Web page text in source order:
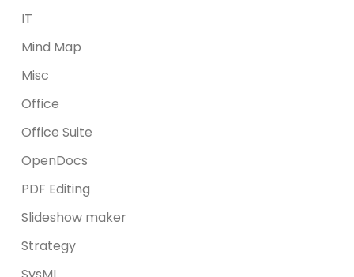
IT
Mind Map
Misc
Office
Office Suite
OpenDocs
PDF Editing
Slideshow maker
Strategy